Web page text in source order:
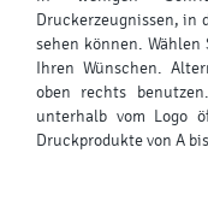
Druckerzeugnissen, in
sehen können.
Ihren Wünschen.
oben rechts
unterhalb vom Logo
Druckprodukte von A bis